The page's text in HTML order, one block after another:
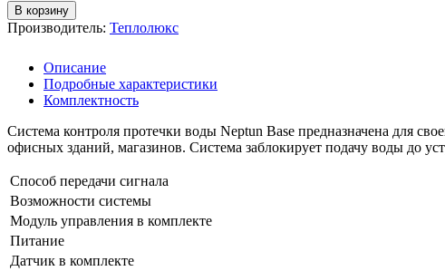
Производитель: Теплолюкс
Описание
Подробные характеристики
Комплектность
Система контроля протечки воды Neptun Base предназначена для
офисных зданий, магазинов. Система заблокирует подачу воды до
Способ передачи сигнала
Возможности системы
Модуль управления в комплекте
Питание
Датчик в комплекте